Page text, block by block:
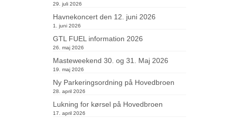
29. juli 2026
Havnekoncert den 12. juni 2026
1. juni 2026
GTL FUEL information 2026
26. maj 2026
Masteweekend 30. og 31. Maj 2026
19. maj 2026
Ny Parkeringsordning på Hovedbroen
28. april 2026
Lukning for kørsel på Hovedbroen
17. april 2026